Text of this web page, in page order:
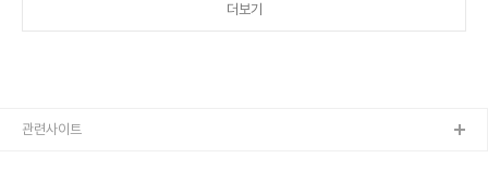
첫번째 글 "제안서 배경에 좋은 고해상도 이미지 하나"에서 저의 생각
더보기
관련사이트